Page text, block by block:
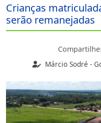
Crianças
serão remanejadas
Márcio Sodré -
Compartilhe: